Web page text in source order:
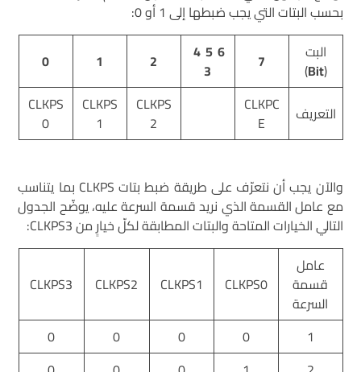
بحسب البتات التي يجب ضبطها إلى 1 أو 0:
البت
(
Bit
)
7
3
2
1
0
التعريف
CLKPC
E
CLKPS
2
CLKPS
1
CLKPS
0
والآن يجب أن نتعرّف على طريقة ضبط بتات CLKPS بما يتناسب
مع عامل القسمة الذي نريد قسمة السرعة عليه، يوضّح الجدول
التالي الخيارات المتاحة والبتات المطابقة لكلّ خيارٍ من CLKPS3:
عامل
قسمة
السرعة
CLKPS0
CLKPS1
CLKPS2
CLKPS3
1
0
0
0
0